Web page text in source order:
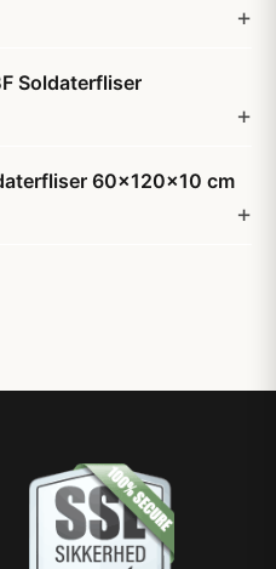
Soldaterfliser
60x120x10 cm